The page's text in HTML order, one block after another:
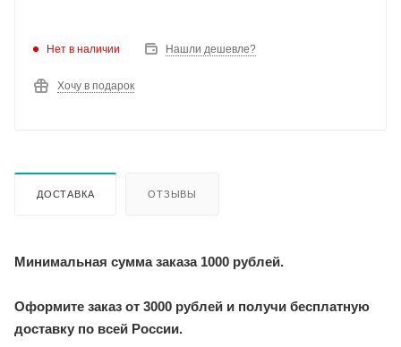
Нет в наличии Нашли дешевле?
Хочу в подарок
ДОСТАВКА ОТЗЫВЫ
Минимальная сумма заказа 1000 рублей.
Оформите заказ от 3000 рублей и получи бесплатную
доставку по всей России.